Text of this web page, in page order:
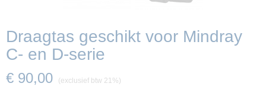
Draagtas geschikt voor Mindray
C- en D-serie
€ 90,00 (exclusief btw 21%)